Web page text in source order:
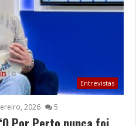
Entrevistas
2026 5